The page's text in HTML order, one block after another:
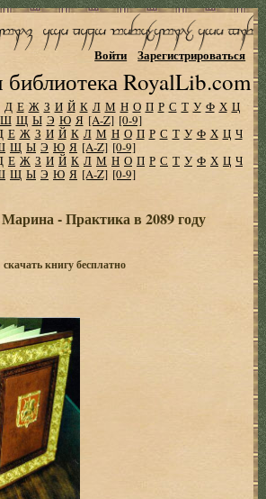
библиотека RoyalLib.com
Войти Зарегистрироваться
Д Е Ж З И Й К Л М Н О П Р С Т У Ф Х Ц
Ш Щ Ы Э Ю Я [A-Z] [0-9]
Е Ж З И Й К Л М Н О П Р С Т У Ф Х Ц Ч
Щ Ы Э Ю Я [A-Z] [0-9]
Е Ж З И Й К Л М Н О П Р С Т У Ф Х Ц Ч
Щ Ы Э Ю Я [A-Z] [0-9]
- Практика в 2089 году
скачать книгу бесплатно